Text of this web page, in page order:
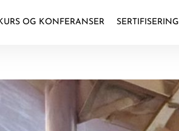
OG KONFERANSER SERTIFISERING